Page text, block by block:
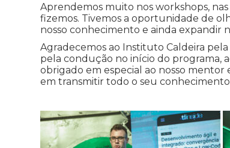
Aprendemos muito nos workshops,
fizemos. Tivemos a oportunidade de
nosso conhecimento e ainda expandir
Agradecemos ao Instituto Caldeira
pela condução no início do programa,
obrigado em especial ao nosso
em transmitir todo o seu